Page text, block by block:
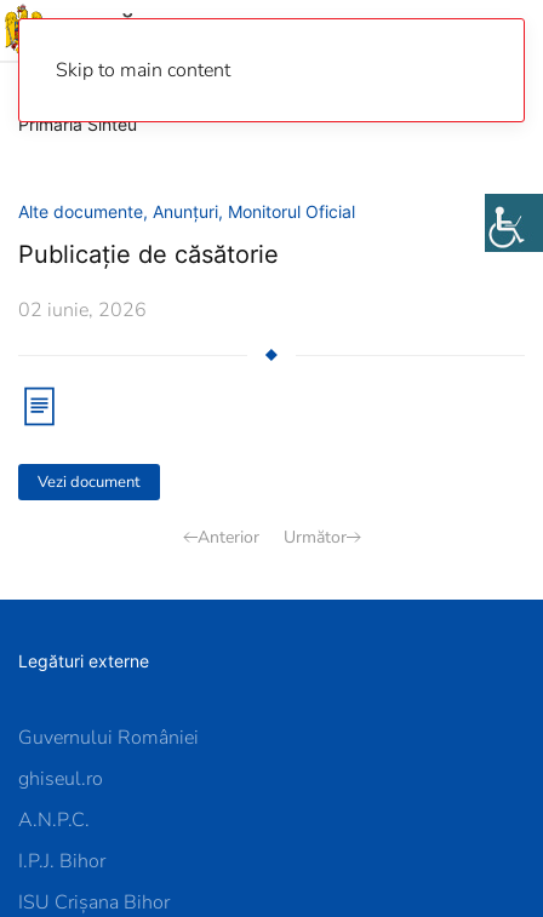
Skip to main content
Primaria Sinteu
Alte documente, Anunțuri, Monitorul Oficial
Publicație de căsătorie
02 iunie, 2026
Vezi document
Anterior Următor
Legături externe
Guvernului României
ghiseul.ro
A.N.P.C.
I.P.J. Bihor
ISU Crișana Bihor